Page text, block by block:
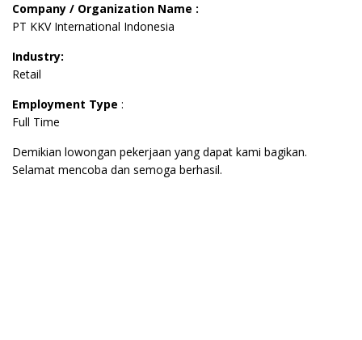
Company / Organization Name :
PT KKV International Indonesia
Industry:
Retail
Employment Type :
Full Time
Demikian lowongan pekerjaan yang dapat kami bagikan.
Selamat mencoba dan semoga berhasil.